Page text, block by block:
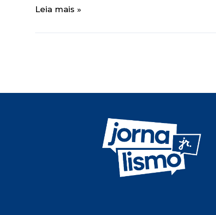
Leia mais »